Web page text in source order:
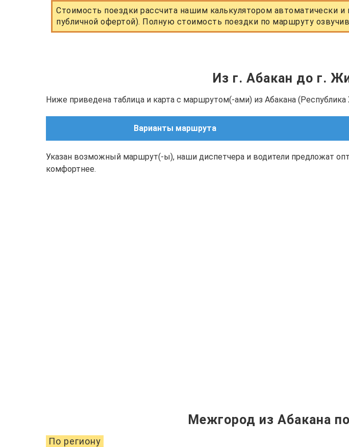
Стоимость поездки рассчита нашим калькулятором автоматически
публичной офертой). Полную стоимость поездки по маршруту
Из г. Абакан до г.
Ниже приведена таблица и карта с маршрутом(-ами) из Абакана
Варианты маршрута
Указан возможный маршрут(-ы), наши диспетчера и водители предложат
комфортнее.
Межгород из Абакана
По региону